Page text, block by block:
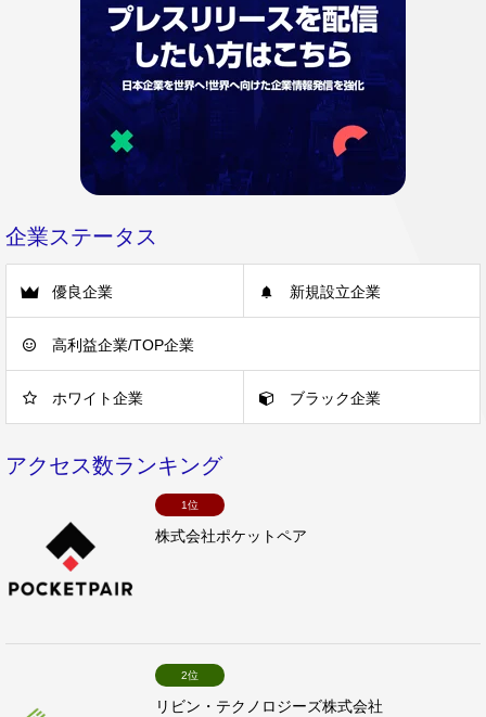
企業ステータス
優良企業 新規設立企業
高利益企業/TOP企業
ホワイト企業 ブラック企業
アクセス数ランキング
1位
株式会社ポケットペア
2位
リビン・テクノロジーズ株式会社